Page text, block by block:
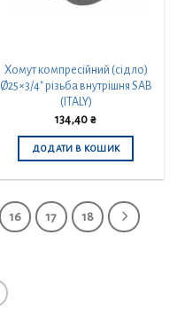
Хомут компресійний (сідло)
Ø25×3/4″ різьба внутрішня SAB
(ITALY)
134,40 ₴
ДОДАТИ В КОШИК
16 17 18